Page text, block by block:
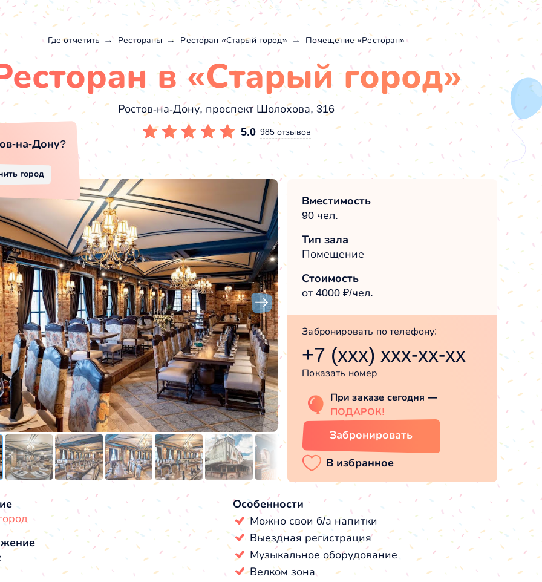
Где отметить Рестораны Ресторан «Старый город» Помещение «Ресторан»
в «Старый город»
Ростов-на-Дону, проспект Шолохова, 316
5.0 985 отзывов
Вместимость
90 чел.
Тип зала
Помещение
Стоимость
от 4000 ₽/чел.
Забронировать по телефону:
+7 (xxx) xxx-xx-xx
Показать номер
При заказе сегодня —
ПОДАРОК!
Забронировать
Особенности
Можно свои б/а напитки
Выездная регистрация
Музыкальное оборудование
Велком зона
на-Дону?
город